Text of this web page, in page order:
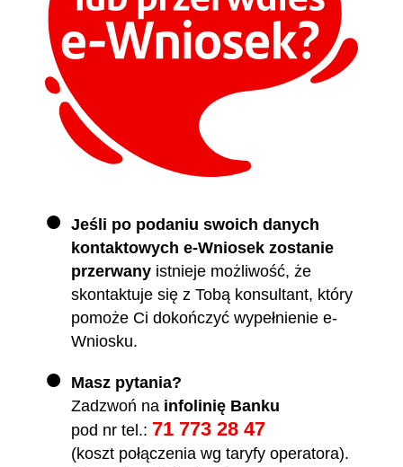
Jeśli po podaniu swoich danych
kontaktowych e-Wniosek zostanie
przerwany istnieje możliwość, że
skontaktuje się z Tobą konsultant, który
pomoże Ci dokończyć wypełnienie e-
Wniosku.
Masz pytania?
Zadzwoń na infolinię Banku
pod nr tel.: 71 773 28 47
(koszt połączenia wg taryfy operatora).